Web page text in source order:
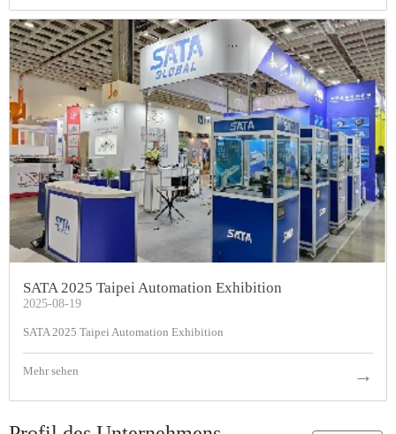
SATA 2025 Taipei Automation Exhibition
2025-08-19
SATA 2025 Taipei Automation Exhibition
Mehr sehen →